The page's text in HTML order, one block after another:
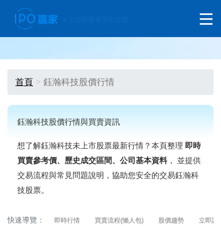
首頁 鈺瀚科技股價行情
鈺瀚科技股價行情與買賣資訊
想了解鈺瀚科技未上市股票最新行情？本頁整理 即時
買賣參考價、歷史成交區間、公司基本資料， 並提供
交易流程與常見問題說明，協助您安全的交易鈺瀚科
技股票。
快速導覽： 即時行情 買賣流程(懶人包) 股價趨勢 立即詢